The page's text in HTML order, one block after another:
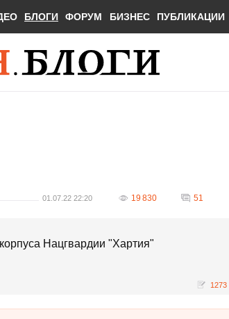
БЛОГИ ФОРУМ БИЗНЕС ПУБЛИКАЦИИ
01.07.22 22:20 19 830 51
Нацгвардии "Хартия"
1273